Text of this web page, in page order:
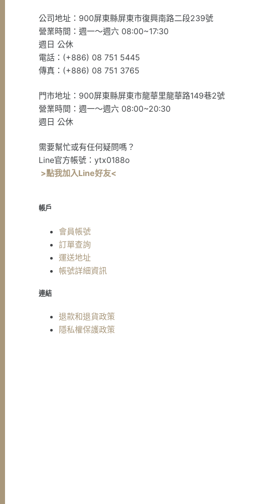
公司地址：900屏東縣屏東市復興南路二段239號
營業時間：週一～週六 08:00~17:30
週日 公休
電話：(+886) 08 751 5445
傳真：(+886) 08 751 3765
門市地址：900屏東縣屏東市龍華里龍華路149巷2號
營業時間：週一～週六 08:00~20:30
週日 公休
需要幫忙或有任何疑問嗎？
Line官方帳號：ytx0188o
>點我加入Line好友<
帳戶
會員帳號
訂單查詢
運送地址
帳號詳細資訊
連結
退款和退貨政策
隱私權保護政策